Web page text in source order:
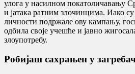
улога у насилном покатоличавању
и јатака ратним злочинцима. Иако су
личности подржале ову кампању,
одбила своје учешће и јавно
злоупотребу.
Робијаш сахрањен у